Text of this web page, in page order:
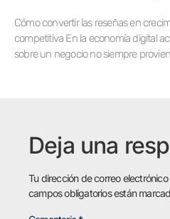
Cómo convertir las reseñas en
competitiva En la economía digital
sobre un negocio no siempre
Deja una
Tu dirección de correo
campos obligatorios están